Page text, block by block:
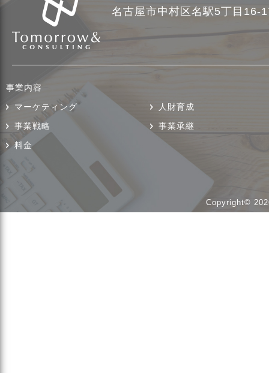
名古屋市中村区名駅5丁目
事業内容
マーケティング
人財育成
事業戦略
事業承継
料金
Copyright©